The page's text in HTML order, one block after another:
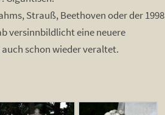
Strauß, Beethoven oder der 1998
versinnbildlicht eine neuere
schon wieder veraltet.